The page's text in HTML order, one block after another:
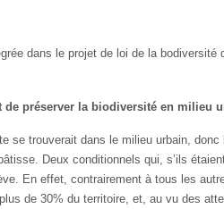
dans le projet de loi de la bodiversité
de préserver la biodiversité en milieu
se trouverait dans le milieu urbain, donc
Deux conditionnels qui, s’ils
En effet, contrairement à tous les
de 30% du territoire, et, au vu des